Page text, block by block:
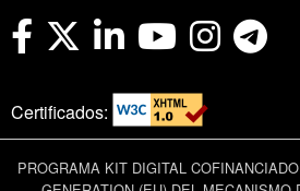
Certificados:
PROGRAMA KIT DIGITAL